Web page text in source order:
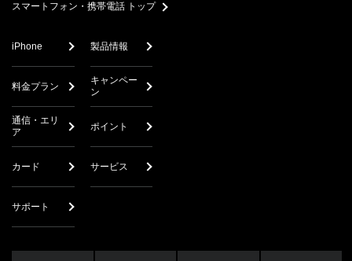
ダウンロード
スマートフォン・携帯電話 トップ
iPhone 製品情報
料金プラン
キャンペー
ン
通信・エリ
ア
ポイント
カード サービス
サポート